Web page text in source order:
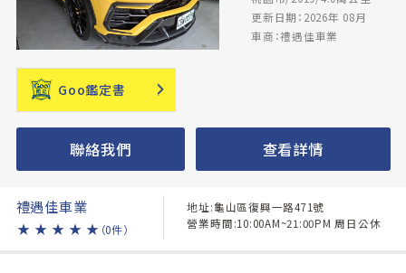
更新日期：2026年 08月
車商：禮遇佳車業
Goo鑑定書
聯絡我們 查看詳情
禮遇佳車業
★ ★ ★ ★ ★ （0件）
地址:龜山區復興一路471號
營業時間:10:00AM~21:00PM 周日公休